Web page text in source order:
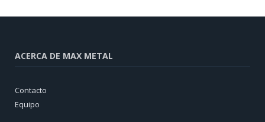
ACERCA DE MAX METAL
Contacto
Equipo